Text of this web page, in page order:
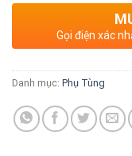
Gọi điện xác
Danh mục: Phụ Tùng